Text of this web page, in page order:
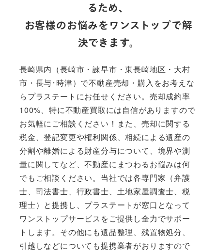
るため、
お客様のお悩みをワンストップで解
決できます。
長崎県内（長崎市・諫早市・東長崎地区・大村
市・長与･時津）で不動産売却・購入をお考えな
らプラステートにお任せください。売却成約率
100%、特に不動産買取には自信がありますので
お気軽にご相談ください！また、売却に関する
税金、登記変更や権利関係、相続による遺産の
分割や離婚による財産分与について、境界や測
量に関してなど、不動産にまつわるお悩みは何
でもご相談ください。当社では各専門家（弁護
士、司法書士、行政書士、土地家屋調査士、税
理士）と提携し、プラステートが窓口となって
ワンストップサービスをご提供し全力でサポー
トします。その他にも遺品整理、残置物処分、
引越しなどについても提携業者がおりますので